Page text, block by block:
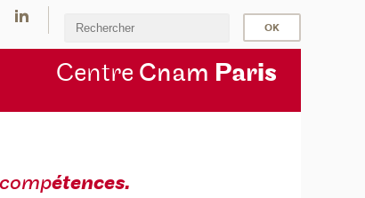
Centre Cnam Paris
étences.